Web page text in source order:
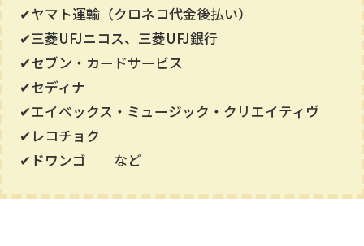
✔ヤマト運輸（クロネコ代金後払い）
✔三菱UFJニコス、三菱UFJ銀行
✔セブン・カードサービス
✔セディナ
✔エイベックス・ミュージック・クリエイティヴ
✔レコチョク
✔ドワンゴ など